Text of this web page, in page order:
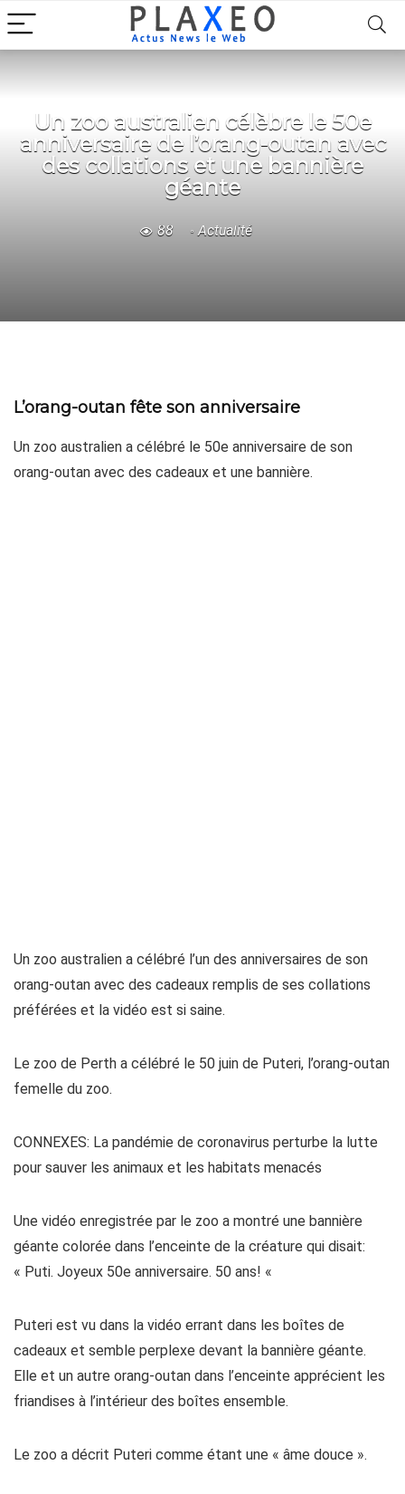
Un zoo australien célèbre le 50e
anniversaire de l’orang-outan avec
des collations et une bannière
géante
88 Actualité
L’orang-outan fête son anniversaire
Un zoo australien a célébré le 50e anniversaire de son
orang-outan avec des cadeaux et une bannière.
Un zoo australien a célébré l’un des anniversaires de son
orang-outan avec des cadeaux remplis de ses collations
préférées et la vidéo est si saine.
Le zoo de Perth a célébré le 50 juin de Puteri, l’orang-outan
femelle du zoo.
CONNEXES: La pandémie de coronavirus perturbe la lutte
pour sauver les animaux et les habitats menacés
Une vidéo enregistrée par le zoo a montré une bannière
géante colorée dans l’enceinte de la créature qui disait:
« Puti. Joyeux 50e anniversaire. 50 ans! «
Puteri est vu dans la vidéo errant dans les boîtes de
cadeaux et semble perplexe devant la bannière géante.
Elle et un autre orang-outan dans l’enceinte apprécient les
friandises à l’intérieur des boîtes ensemble.
Le zoo a décrit Puteri comme étant une « âme douce ».